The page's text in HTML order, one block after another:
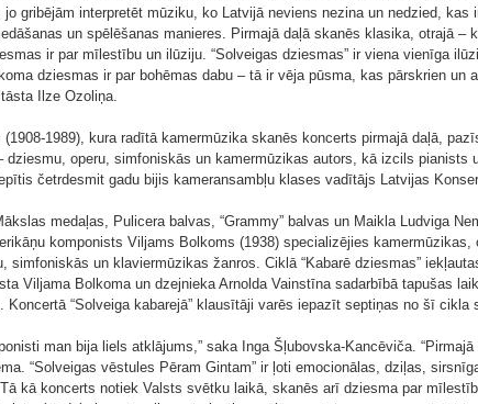
gribējām interpretēt mūziku, ko Latvijā neviens nezina un nedzied, kas
un spēlēšanas manieres. Pirmajā daļā skanēs klasika, otrajā –
ir par mīlestību un ilūziju. “Solveigas dziesmas” ir viena vienīga
dziesmas ir par bohēmas dabu – tā ir vēja pūsma, kas pārskrien un
Ilze Ozoliņa.
1989), kura radītā kamermūzika skanēs koncerts pirmajā daļā,
dziesmu, operu, simfoniskās un kamermūzikas autors, kā izcils pianists
četrdesmit gadu bijis kameransambļu klases vadītājs Latvijas
medaļas, Pulicera balvas, “Grammy” balvas un Maikla Ludviga
komponists Viljams Bolkoms (1938) specializējies kamermūzikas,
simfoniskās un klaviermūzikas žanros. Ciklā “Kabarē dziesmas”
Viljama Bolkoma un dzejnieka Arnolda Vainstīna sadarbībā tapušas
Koncertā “Solveiga kabarejā” klausītāji varēs iepazīt septiņas no šī cikla
man bija liels atklājums,” saka Inga Šļubovska-Kancēviča.
“Solveigas vēstules Pēram Gintam” ir ļoti emocionālas, dziļas,
kā koncerts notiek Valsts svētku laikā, skanēs arī dziesma par